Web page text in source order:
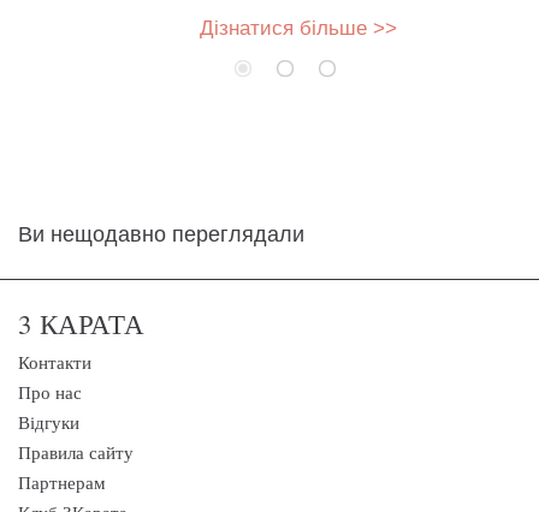
Дізнатися більше >>
Ви нещодавно переглядали
3 КАРАТА
Контакти
Про нас
Відгуки
Правила сайту
Партнерам